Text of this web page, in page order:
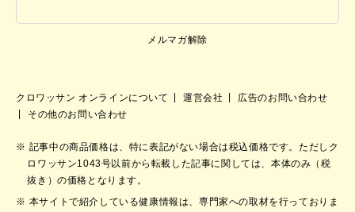
メルマガ解除
クロワッサン オンラインについて 運営会社
広告のお問い合わせ
その他のお問い合わせ
記事中の商品価格は、特に表記がない場合は税込価格です。ただしク
ロワッサン1043号以前から転載した記事に関しては、本体のみ（税
抜き）の価格となります。
本サイトで紹介している健康情報は、専門家への取材を行っておりま